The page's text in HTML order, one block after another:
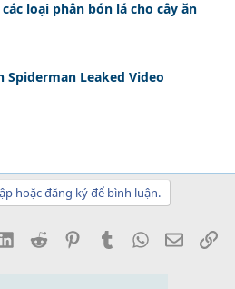
loại phân bón lá cho cây ăn
Spiderman Leaked Video
hoặc đăng ký để bình luận.
LinkedInReddit PinterestTumblrWhatsApp
Email